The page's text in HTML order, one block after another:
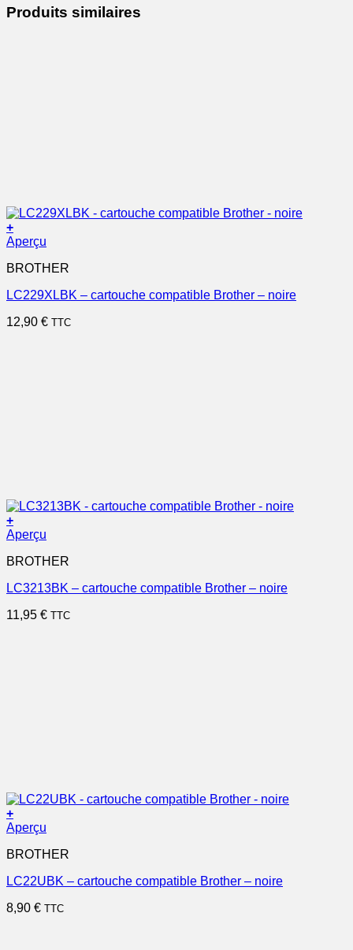
Produits similaires
+
Aperçu
BROTHER
LC229XLBK – cartouche compatible Brother – noire
12,90 € TTC
+
Aperçu
BROTHER
LC3213BK – cartouche compatible Brother – noire
11,95 € TTC
+
Aperçu
BROTHER
LC22UBK – cartouche compatible Brother – noire
8,90 € TTC